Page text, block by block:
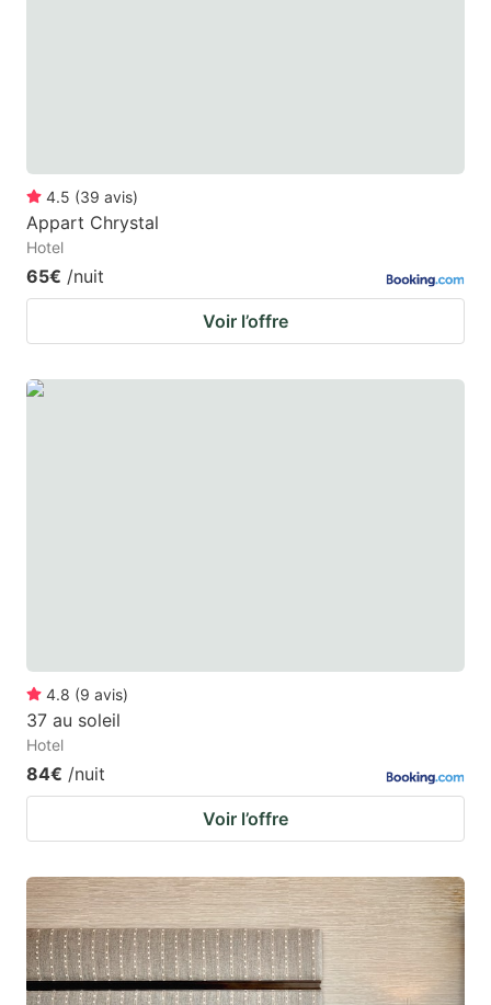
4.5 (39 avis)
Appart Chrystal
Hotel
65€ /nuit
Voir l’offre
4.8 (9 avis)
37 au soleil
Hotel
84€ /nuit
Voir l’offre